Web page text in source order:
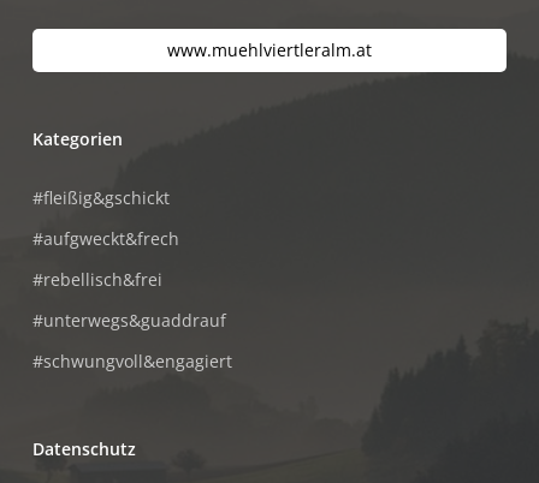
www.muehlviertleralm.at
Kategorien
#fleißig&gschickt
#aufgweckt&frech
#rebellisch&frei
#unterwegs&guaddrauf
#schwungvoll&engagiert
Datenschutz